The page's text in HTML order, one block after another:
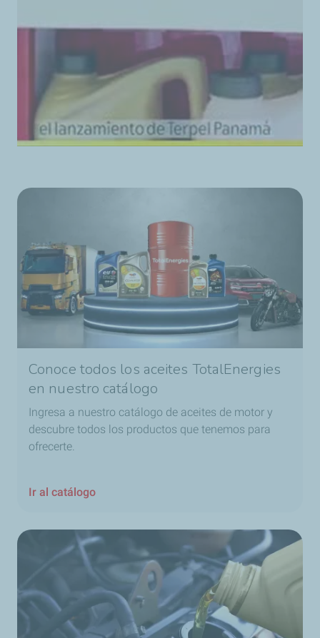
Conoce todos los aceites TotalEnergies
en nuestro catálogo
Ingresa a nuestro catálogo de aceites de motor y
descubre todos los productos que tenemos para
ofrecerte.
Ir al catálogo